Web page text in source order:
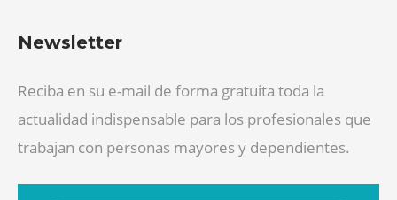
Newsletter
Reciba en su e-mail de forma gratuita toda la
actualidad indispensable para los profesionales que
trabajan con personas mayores y dependientes.